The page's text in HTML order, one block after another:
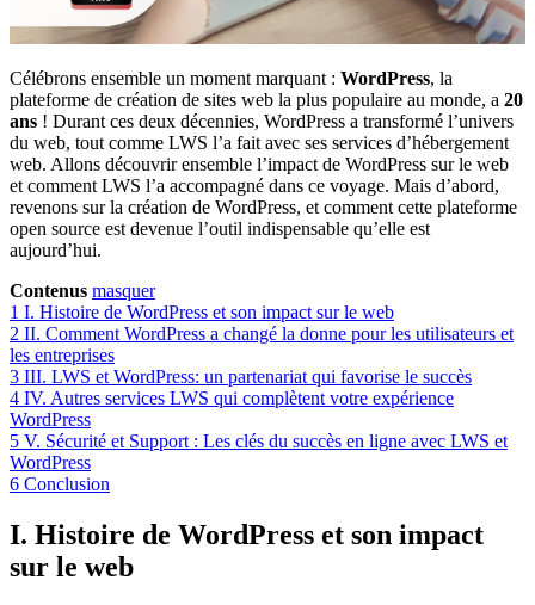
Célébrons ensemble un moment marquant : WordPress, la
plateforme de création de sites web la plus populaire au monde, a 20
ans ! Durant ces deux décennies, WordPress a transformé l’univers
du web, tout comme LWS l’a fait avec ses services d’hébergement
web. Allons découvrir ensemble l’impact de WordPress sur le web
et comment LWS l’a accompagné dans ce voyage. Mais d’abord,
revenons sur la création de WordPress, et comment cette plateforme
open source est devenue l’outil indispensable qu’elle est
aujourd’hui.
Contenus masquer
1 I. Histoire de WordPress et son impact sur le web
2 II. Comment WordPress a changé la donne pour les utilisateurs et
les entreprises
3 III. LWS et WordPress: un partenariat qui favorise le succès
4 IV. Autres services LWS qui complètent votre expérience
WordPress
5 V. Sécurité et Support : Les clés du succès en ligne avec LWS et
WordPress
6 Conclusion
I. Histoire de WordPress et son impact
sur le web